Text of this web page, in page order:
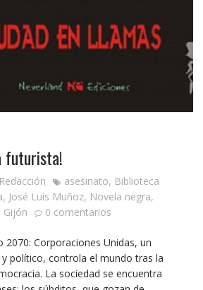
futurista!
Redacción asesinato, Biblioteca
, José Luis Muñoz, Novela negra,
Gijón
0 comentarios
2070: Corporaciones Unidas, un
político, controla el mundo tras la
La sociedad se encuentra